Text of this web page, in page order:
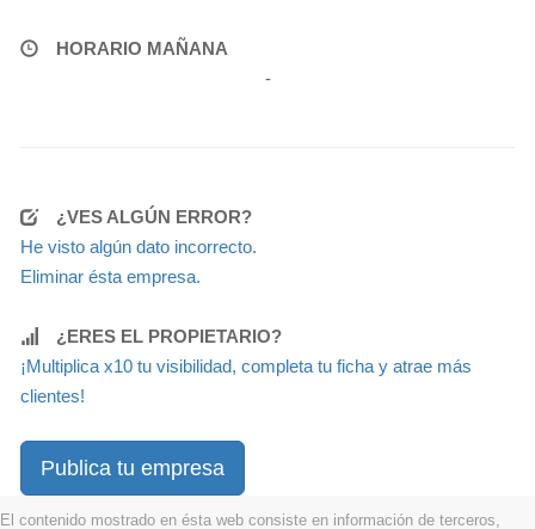
HORARIO MAÑANA
-
¿VES ALGÚN ERROR?
He visto algún dato incorrecto.
Eliminar ésta empresa.
¿ERES EL PROPIETARIO?
¡Multiplica x10 tu visibilidad, completa tu ficha y atrae más
clientes!
Publica tu empresa
El contenido mostrado en ésta web consiste en información de terceros,